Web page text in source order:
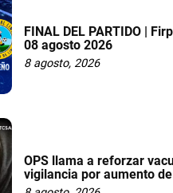
FINAL DEL PARTIDO |
08 agosto 2026
8 agosto, 2026
OPS llama a reforzar
vigilancia por aumento